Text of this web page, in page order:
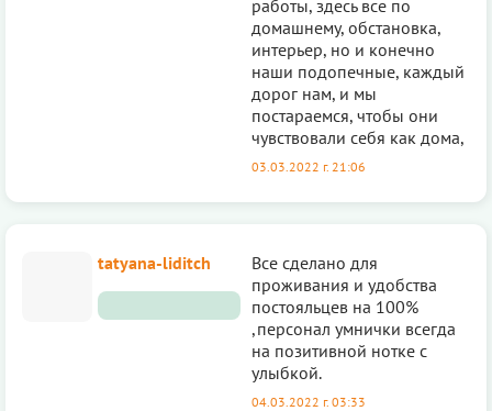
работы, здесь все по
домашнему, обстановка,
интерьер, но и конечно
наши подопечные, каждый
дорог нам, и мы
постараемся, чтобы они
чувствовали себя как дома,
03.03.2022 г. 21:06
tatyana-liditch
Все сделано для
проживания и удобства
постояльцев на 100%
,персонал умнички всегда
на позитивной нотке с
улыбкой.
04.03.2022 г. 03:33